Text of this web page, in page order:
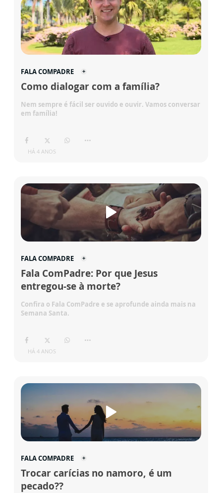
FALA COMPADRE
Como dialogar com a família?
Nem sempre é fácil ser ouvido e ouvir. Vamos conversar
em família!
HÁ 4 ANOS
FALA COMPADRE
Fala ComPadre: Por que Jesus
entregou-se à morte?
Confira o Fala ComPadre e se aprofunde ainda mais na
Semana Santa.
HÁ 4 ANOS
FALA COMPADRE
Trocar carícias no namoro, é um
pecado??